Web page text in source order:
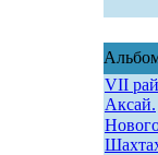
VII
Аксай.